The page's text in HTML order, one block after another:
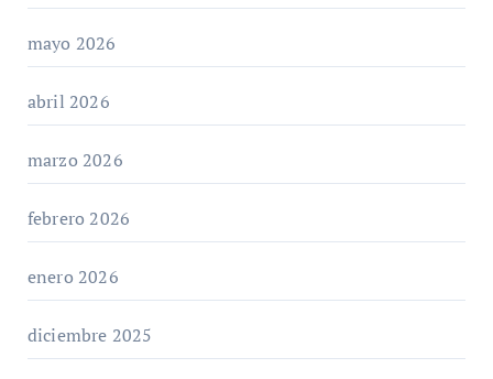
mayo 2026
abril 2026
marzo 2026
febrero 2026
enero 2026
diciembre 2025